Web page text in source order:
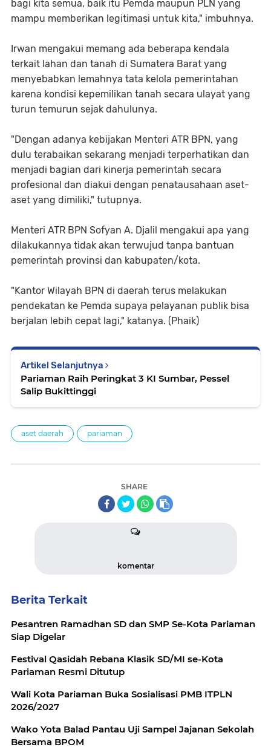
bagi kita semua, baik itu Pemda maupun PLN yang
mampu memberikan legitimasi untuk kita," imbuhnya.
Irwan mengakui memang ada beberapa kendala
terkait lahan dan tanah di Sumatera Barat yang
menyebabkan lemahnya tata kelola pemerintahan
karena kondisi kepemilikan tanah secara ulayat yang
turun temurun sejak dahulunya.
"Dengan adanya kebijakan Menteri ATR BPN, yang
dulu terabaikan sekarang menjadi terperhatikan dan
menjadi bagian dari kinerja pemerintah secara
profesional dan diakui dengan penatausahaan aset-
aset yang dimiliki," tutupnya.
Menteri ATR BPN Sofyan A. Djalil mengakui apa yang
dilakukannya tidak akan terwujud tanpa bantuan
pemerintah provinsi dan kabupaten/kota.
"Kantor Wilayah BPN di daerah terus melakukan
pendekatan ke Pemda supaya pelayanan publik bisa
berjalan lebih cepat lagi," katanya. (Phaik)
Artikel Selanjutnya
Pariaman Raih Peringkat 3 KI Sumbar, Pessel
Salip Bukittinggi
aset daerah pariaman
SHARE
komentar
Berita Terkait
Pesantren Ramadhan SD dan SMP Se-Kota Pariaman
Siap Digelar
Festival Qasidah Rebana Klasik SD/MI se-Kota
Pariaman Resmi Ditutup
Wali Kota Pariaman Buka Sosialisasi PMB ITPLN
2026/2027
Wako Yota Balad Pantau Uji Sampel Jajanan Sekolah
Bersama BPOM